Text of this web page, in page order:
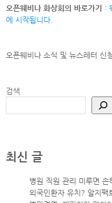
오픈웨비나 화상회의 바로가기
:
에 시작됩니다.
오픈웨비나 소식 및 뉴스레터 신
검색
최신 글
병원 직원 관리 미루면 손
외국인환자 유치? 알지팩